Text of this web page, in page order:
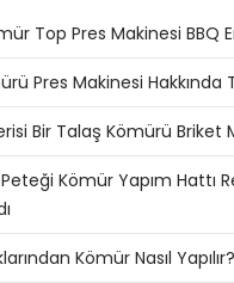
Top Pres Makinesi BBQ
Pres Makinesi Hakkında
Bir Talaş Kömürü Briket
Kömür Yapım Hattı
Kömür Nasıl Yapılır?